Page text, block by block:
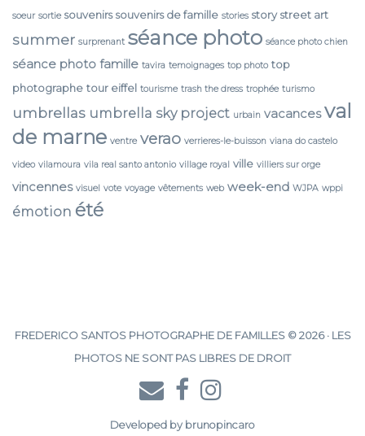
soeur sortie souvenirs souvenirs de famille stories story street art
summer surprenant séance photo séance photo chien
séance photo famille tavira temoignages top photo top
photographe tour eiffel tourisme trash the dress trophée turismo
umbrellas umbrella sky project urbain vacances val
de marne ventre verao verrieres-le-buisson viana do castelo
video vilamoura vila real santo antonio village royal ville villiers sur orge
vincennes visuel vote voyage vêtements web week-end WJPA wppi
émotion été
FREDERICO SANTOS PHOTOGRAPHE DE FAMILLES © 2026 · LES
PHOTOS NE SONT PAS LIBRES DE DROIT
Developed by brunopincaro